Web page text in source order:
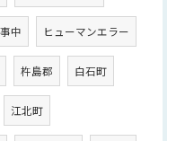
中 ヒューマンエラー
杵島郡 白石町
江北町